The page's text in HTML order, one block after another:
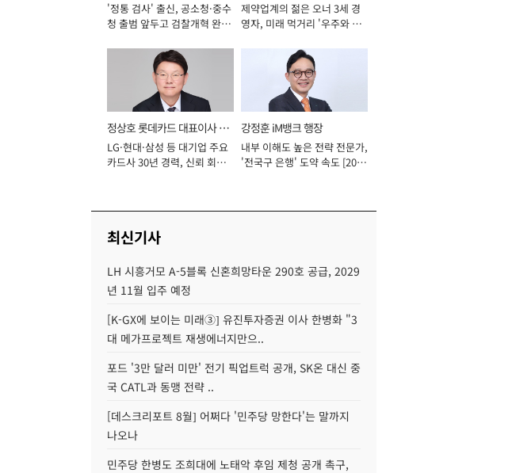
서관
'정통 검사' 출신, 공소청·중수
청 출범 앞두고 검찰개혁 완수
표이사 사장
제약업계의 젊은 오너 3세 경
영자, 미래 먹거리 '우주와 헬
정상호 롯데카드 대표이사 사
장
LG·현대·삼성 등 대기업 주요
카드사 30년 경력, 신뢰 회복
강정훈 iM뱅크 행장
내부 이해도 높은 전략 전문가,
'전국구 은행' 도약 속도 [2026
최신기사
LH 시흥거모 A-5블록 신혼희망타운 290호 공급, 2029
년 11월 입주 예정
[K-GX에 보이는 미래③] 유진투자증권 이사 한병화 "3
대 메가프로젝트 재생에너지만으..
포드 '3만 달러 미만' 전기 픽업트럭 공개, SK온 대신 중
국 CATL과 동맹 전략 ..
[데스크리포트 8월] 어쩌다 '민주당 망한다'는 말까지
나오나
민주당 한병도 조희대에 노태악 후임 제청 공개 촉구,